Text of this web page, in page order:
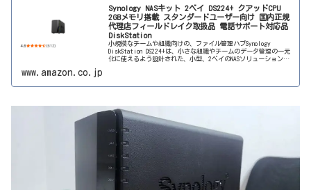
Synology NASキット 2ベイ DS224+ クアッドCPU
2GBメモリ搭載 スタンダードユーザー向け 国内正規
代理店フィールドレイク取扱品 電話サポート対応品
DiskStation
小規模なチームや組織向けの、ファイル管理ハブSynology
DiskStation DS224+は、小さな組織やチームのデータ管理の一元
化に使えるよう設計された、小型、2ベイのNASソリューションで
www.amazon.co.jp